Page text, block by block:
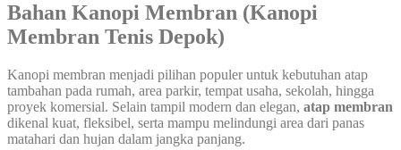
Bahan Kanopi Membran (Kanopi
Membran Tenis Depok)
Kanopi membran menjadi pilihan populer untuk kebutuhan atap
tambahan pada rumah, area parkir, tempat usaha, sekolah, hingga
proyek komersial. Selain tampil modern dan elegan, atap membran
dikenal kuat, fleksibel, serta mampu melindungi area dari panas
matahari dan hujan dalam jangka panjang.